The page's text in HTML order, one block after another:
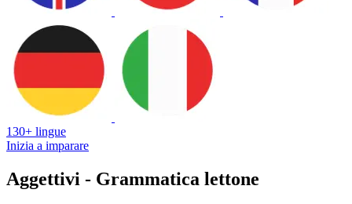
130+ lingue
Inizia a imparare
Aggettivi - Grammatica lettone